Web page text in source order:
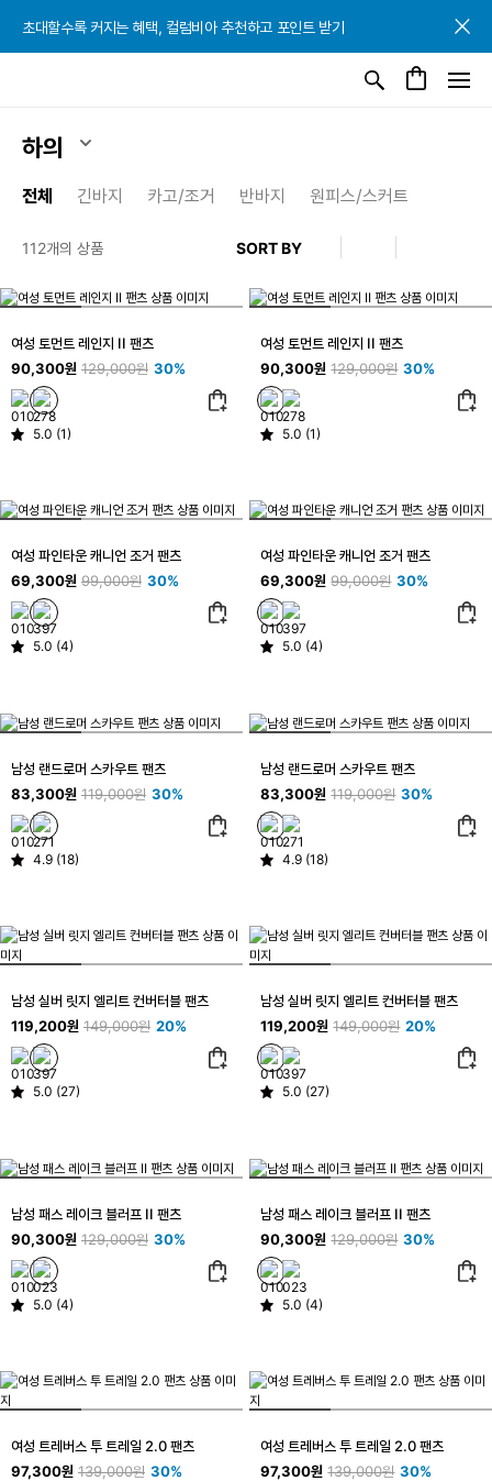
초대할수록 커지는 혜택, 컬럼비아 추천하고 포인트 받기
초대할수록 커지는 혜택, 컬럼비아 추천하고 포인트 받기
초대할수록 커지는 혜택, 컬럼비아 추천하고 포인트 받기
하의
전체 긴바지 카고/조거 반바지 원피스/스커트
112개의 상품
여성 토먼트 레인지 II 팬츠
90,300원 129,000원 30%
5.0 (1)
여성 토먼트 레인지 II 팬츠
90,300원 129,000원 30%
5.0 (1)
여성 파인타운 캐니언 조거 팬츠
69,300원 99,000원 30%
5.0 (4)
여성 파인타운 캐니언 조거 팬츠
69,300원 99,000원 30%
5.0 (4)
남성 랜드로머 스카우트 팬츠
83,300원 119,000원 30%
4.9 (18)
남성 랜드로머 스카우트 팬츠
83,300원 119,000원 30%
4.9 (18)
남성 실버 릿지 엘리트 컨버터블 팬츠
119,200원 149,000원 20%
5.0 (27)
남성 실버 릿지 엘리트 컨버터블 팬츠
119,200원 149,000원 20%
5.0 (27)
남성 패스 레이크 블러프 II 팬츠
90,300원 129,000원 30%
5.0 (4)
남성 패스 레이크 블러프 II 팬츠
90,300원 129,000원 30%
5.0 (4)
여성 트레버스 투 트레일 2.0 팬츠
97,300원 139,000원 30%
여성 트레버스 투 트레일 2.0 팬츠
97,300원 139,000원 30%